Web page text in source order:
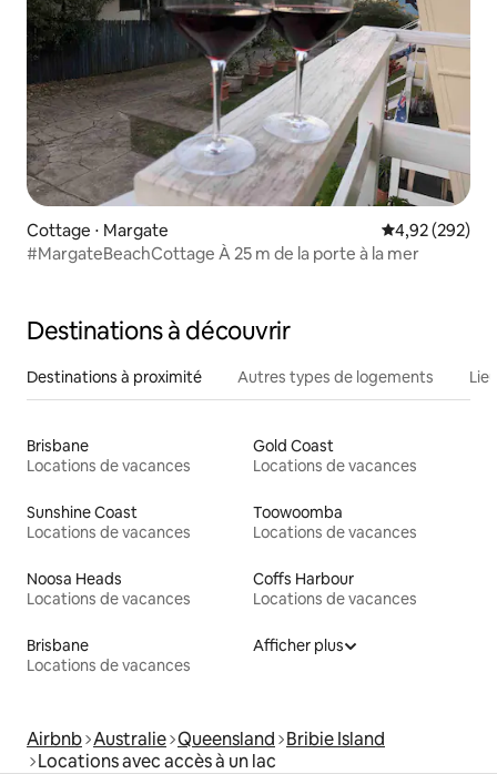
Cottage ⋅ Margate Évaluation
4,92 (292)
#MargateBeachCottage À 25 m de la porte à la mer
Destinations à découvrir
Destinations à proximité Autres types de logements
Brisbane
Locations de vacances
Gold Coast
Locations de vacances
Sunshine Coast
Locations de vacances
Toowoomba
Locations de vacances
Noosa Heads
Locations de vacances
Coffs Harbour
Locations de vacances
Brisbane
Locations de vacances
Afficher plus
Airbnb Australie Queensland Bribie Island
Locations avec accès à un lac